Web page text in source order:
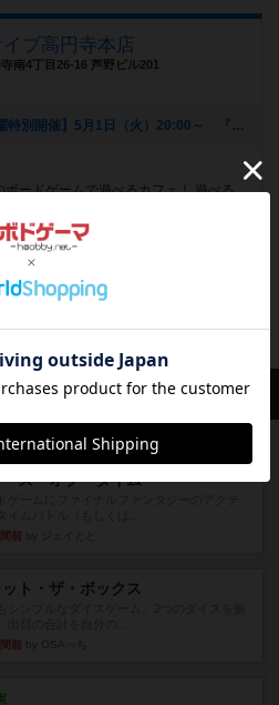
イブ高円寺本店
南4丁目26-16 芦野ビル201
[NEW] 【ゲーマーズケイブ 火曜特別開催】5月1日（火）20:00～ 『ロールプレイヤー』（2018年04月22日 18時42分）
ードゲームで遊べるカフェ！ 遊べる
フォローする
新しい投稿
ズ・オブ・タイム
前
ット・ザ・ボックス
前